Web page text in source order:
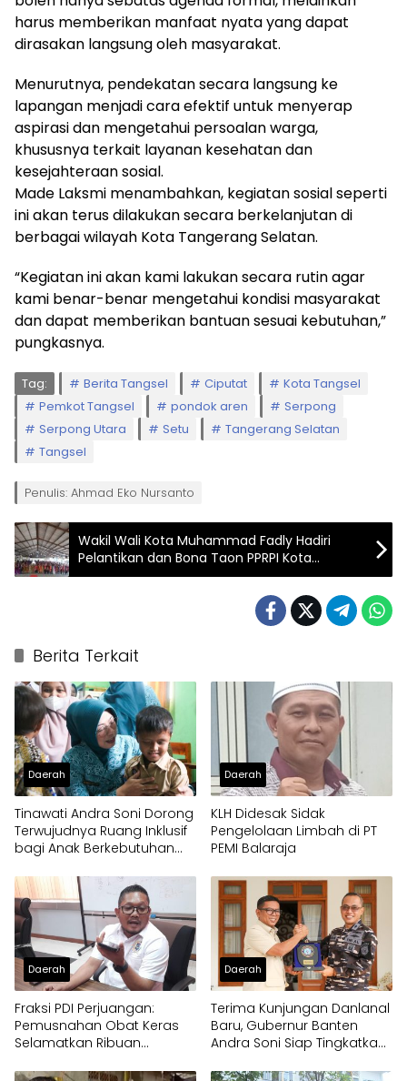
harus memberikan manfaat nyata yang dapat
dirasakan langsung oleh masyarakat.
Menurutnya, pendekatan secara langsung ke
lapangan menjadi cara efektif untuk menyerap
aspirasi dan mengetahui persoalan warga,
khususnya terkait layanan kesehatan dan
kesejahteraan sosial.
Made Laksmi menambahkan, kegiatan sosial seperti
ini akan terus dilakukan secara berkelanjutan di
berbagai wilayah Kota Tangerang Selatan.
“Kegiatan ini akan kami lakukan secara rutin agar
kami benar-benar mengetahui kondisi masyarakat
dan dapat memberikan bantuan sesuai kebutuhan,”
pungkasnya.
Tag: Berita Tangsel Ciputat
Kota Tangsel
Pemkot Tangsel
pondok aren
Serpong
Serpong Utara
Setu
Tangerang Selatan
Tangsel
Penulis: Ahmad Eko Nursanto
Wakil Wali Kota Muhammad Fadly Hadiri
Pelantikan dan Bona Taon PPRPI Kota
Tanjungbalai
Berita Terkait
Daerah
Tinawati Andra Soni Dorong
Terwujudnya Ruang Inklusif
bagi Anak Berkebutuhan
Daerah
KLH Didesak Sidak
Pengelolaan Limbah di PT
PEMI Balaraja
Daerah
Fraksi PDI Perjuangan:
Pemusnahan Obat Keras
Selamatkan Ribuan
Daerah
Terima Kunjungan Danlanal
Baru, Gubernur Banten
Andra Soni Siap Tingkatkan